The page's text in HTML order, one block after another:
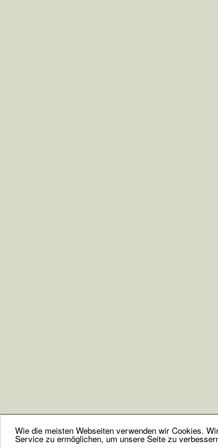
Wie die meisten Webseiten verwenden wir Cookies.
Service zu ermöglichen, um unsere Seite zu